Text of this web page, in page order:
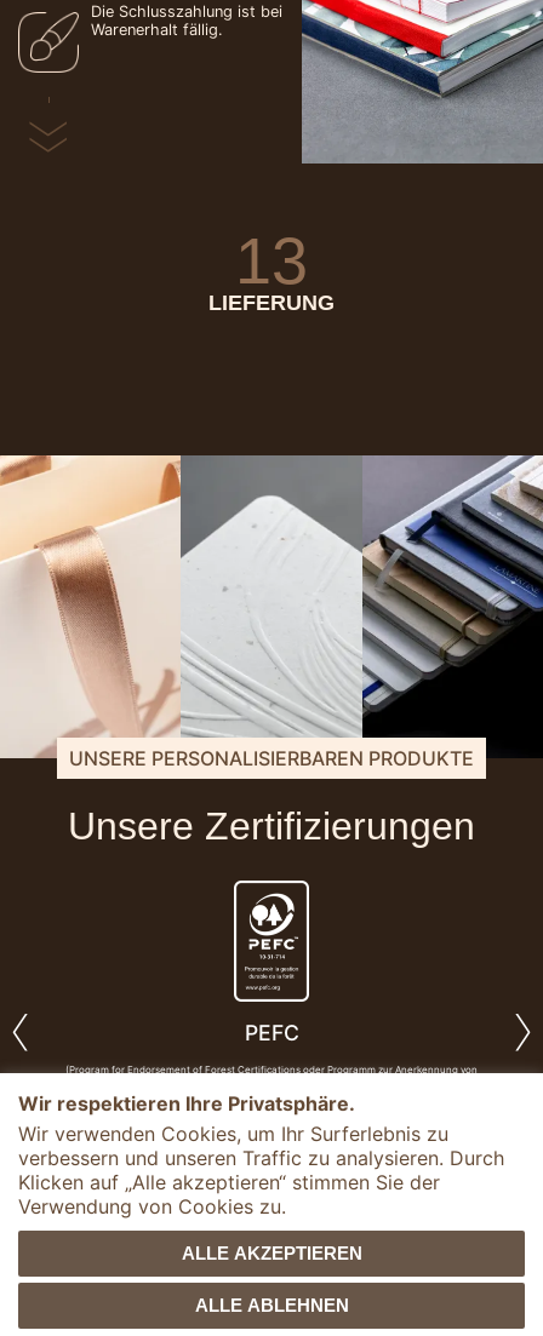
Die Schlusszahlung ist bei
Warenerhalt fällig.
13
LIEFERUNG
UNSERE PERSONALISIERBAREN PRODUKTE
Unsere Zertifizierungen
‹ PEFC
(Program for Endorsement of Forest Certifications oder Programm zur Anerkennung von
nachhaltiger Waldbewirtschaftung entwickelt. Nationale Waldzertifizierungen, die diese Kriterien
erfüllen, können von PEFC anerkannt werden.
›
KONTAKTIEREN SIE UNS
RD 52
OTTMARSHEIM
DATENSCHUTZRICHTLINIE
Wir respektieren Ihre Privatsphäre.
Wir verwenden Cookies, um Ihr Surferlebnis zu
verbessern und unseren Traffic zu analysieren. Durch
Klicken auf „Alle akzeptieren“ stimmen Sie der
Verwendung von Cookies zu.
ALLE AKZEPTIEREN
ALLE ABLEHNEN